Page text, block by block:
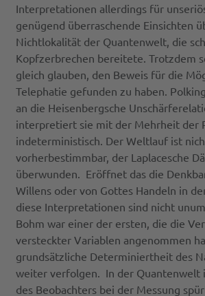
Interpretationen allerdings für
genügend überraschende Einsichten
Nichtlokalität der Quantenwelt, die
Kopfzerbrechen bereitete. Trotzdem
gleich glauben, den Beweis für die
Telephatie gefunden zu haben.
an die Heisenbergsche
interpretiert sie mit der Mehrheit der
indeterministisch. Der Weltlauf ist
vorherbestimmbar, der Laplacesche
überwunden. Eröffnet das die
Willens oder von Gottes Handeln in
diese Interpretationen sind nicht
Bohm war einer der ersten, die die
versteckter Variablen angenommen
grundsätzliche Determiniertheit des
weiter verfolgen. In der Quantenwelt
des Beobachters bei der Messung